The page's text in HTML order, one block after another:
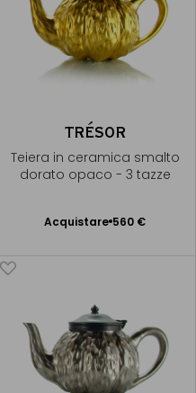
TRÉSOR
Teiera in ceramica smalto
dorato opaco - 3 tazze
Acquistare 560 €
Aggiungere